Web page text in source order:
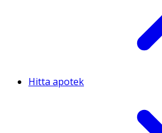
Hitta apotek